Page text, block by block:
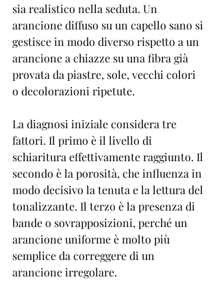
sia realistico nella seduta. Un
arancione diffuso su un capello sano si
gestisce in modo diverso rispetto a un
arancione a chiazze su una fibra già
provata da piastre, sole, vecchi colori
o decolorazioni ripetute.
La diagnosi iniziale considera tre
fattori. Il primo è il livello di
schiaritura effettivamente raggiunto. Il
secondo è la porosità, che influenza in
modo decisivo la tenuta e la lettura del
tonalizzante. Il terzo è la presenza di
bande o sovrapposizioni, perché un
arancione uniforme è molto più
semplice da correggere di un
arancione irregolare.